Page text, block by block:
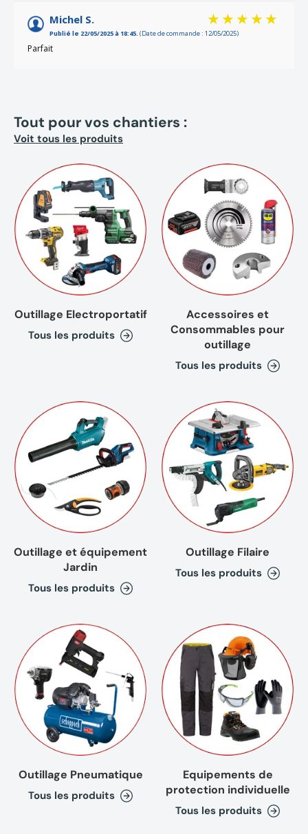
Michel S.
Publié le 22/05/2025 à 18:45. (Date de commande : 12/05/2025)
Parfait
Tout pour vos chantiers :
Voit tous les produits
Outillage Electroportatif
Tous les produits
Accessoires et
Consommables pour
outillage
Tous les produits
Outillage et équipement
Jardin
Tous les produits
Outillage Filaire
Tous les produits
Outillage Pneumatique
Tous les produits
Equipements de
protection individuelle
Tous les produits